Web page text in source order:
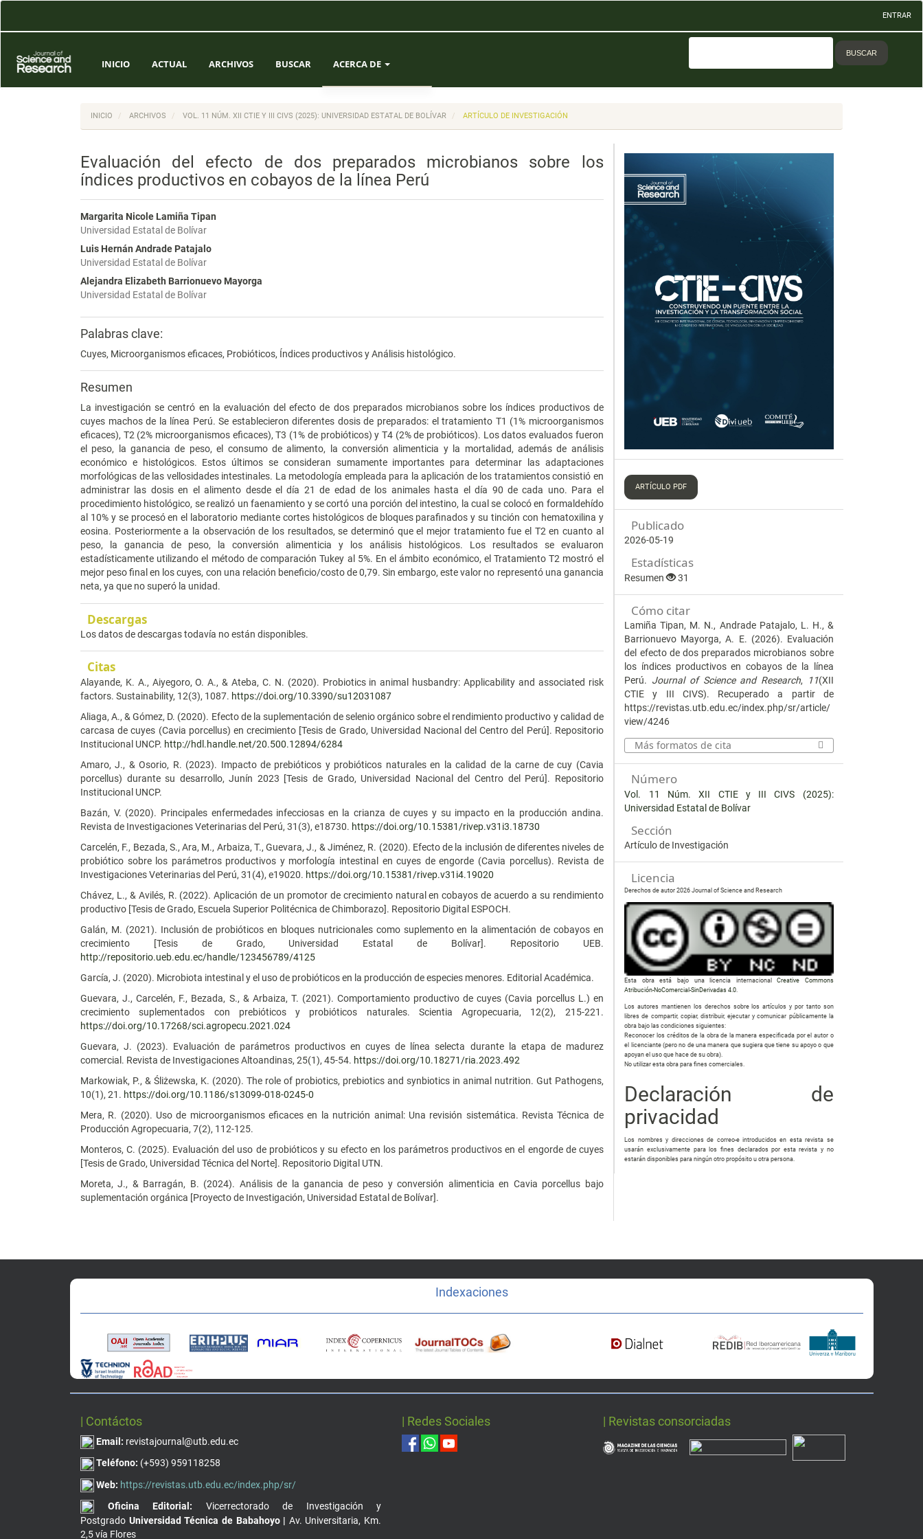
Contenido
Barra
lateral
ENTRAR
INICIO ACTUAL ARCHIVOS BUSCAR ACERCA DE
EQUIPO EDITORIAL
BUSCAR
INICIO ARCHIVOS VOL. 11 NÚM. XII CTIE Y III CIVS (2025): UNIVERSIDAD ESTATAL DE BOLÍVAR ARTÍCULO DE INVESTIGACIÓN
Evaluación del efecto de dos preparados microbianos sobre los
índices productivos en cobayos de la línea Perú
Margarita Nicole Lamiña Tipan
Universidad Estatal de Bolívar
Luis Hernán Andrade Patajalo
Universidad Estatal de Bolívar
Alejandra Elizabeth Barrionuevo Mayorga
Universidad Estatal de Bolívar
Palabras clave:
Cuyes, Microorganismos eficaces, Probióticos, Índices productivos y Análisis histológico.
Resumen
La investigación se centró en la evaluación del efecto de dos preparados microbianos sobre los índices productivos de
cuyes machos de la línea Perú. Se establecieron diferentes dosis de preparados: el tratamiento T1 (1% microorganismos
eficaces), T2 (2% microorganismos eficaces), T3 (1% de probióticos) y T4 (2% de probióticos). Los datos evaluados fueron
el peso, la ganancia de peso, el consumo de alimento, la conversión alimenticia y la mortalidad, además de análisis
económico e histológicos. Estos últimos se consideran sumamente importantes para determinar las adaptaciones
morfológicas de las vellosidades intestinales. La metodología empleada para la aplicación de los tratamientos consistió en
administrar las dosis en el alimento desde el día 21 de edad de los animales hasta el día 90 de cada uno. Para el
procedimiento histológico, se realizó un faenamiento y se cortó una porción del intestino, la cual se colocó en formaldehído
al 10% y se procesó en el laboratorio mediante cortes histológicos de bloques parafinados y su tinción con hematoxilina y
eosina. Posteriormente a la observación de los resultados, se determinó que el mejor tratamiento fue el T2 en cuanto al
peso, la ganancia de peso, la conversión alimenticia y los análisis histológicos. Los resultados se evaluaron
estadísticamente utilizando el método de comparación Tukey al 5%. En el ámbito económico, el Tratamiento T2 mostró el
mejor peso final en los cuyes, con una relación beneficio/costo de 0,79. Sin embargo, este valor no representó una ganancia
neta, ya que no superó la unidad.
Descargas
Los datos de descargas todavía no están disponibles.
Citas
Alayande, K. A., Aiyegoro, O. A., & Ateba, C. N. (2020). Probiotics in animal husbandry: Applicability and associated risk
factors. Sustainability, 12(3), 1087. https://doi.org/10.3390/su12031087
Aliaga, A., & Gómez, D. (2020). Efecto de la suplementación de selenio orgánico sobre el rendimiento productivo y calidad de
carcasa de cuyes (Cavia porcellus) en crecimiento [Tesis de Grado, Universidad Nacional del Centro del Perú]. Repositorio
Institucional UNCP. http://hdl.handle.net/20.500.12894/6284
Amaro, J., & Osorio, R. (2023). Impacto de prebióticos y probióticos naturales en la calidad de la carne de cuy (Cavia
porcellus) durante su desarrollo, Junín 2023 [Tesis de Grado, Universidad Nacional del Centro del Perú]. Repositorio
Institucional UNCP.
Bazán, V. (2020). Principales enfermedades infecciosas en la crianza de cuyes y su impacto en la producción andina.
Revista de Investigaciones Veterinarias del Perú, 31(3), e18730. https://doi.org/10.15381/rivep.v31i3.18730
Carcelén, F., Bezada, S., Ara, M., Arbaiza, T., Guevara, J., & Jiménez, R. (2020). Efecto de la inclusión de diferentes niveles de
probiótico sobre los parámetros productivos y morfología intestinal en cuyes de engorde (Cavia porcellus). Revista de
Investigaciones Veterinarias del Perú, 31(4), e19020. https://doi.org/10.15381/rivep.v31i4.19020
Chávez, L., & Avilés, R. (2022). Aplicación de un promotor de crecimiento natural en cobayos de acuerdo a su rendimiento
productivo [Tesis de Grado, Escuela Superior Politécnica de Chimborazo]. Repositorio Digital ESPOCH.
Galán, M. (2021). Inclusión de probióticos en bloques nutricionales como suplemento en la alimentación de cobayos en
crecimiento [Tesis de Grado, Universidad Estatal de Bolívar]. Repositorio UEB.
http://repositorio.ueb.edu.ec/handle/123456789/4125
García, J. (2020). Microbiota intestinal y el uso de probióticos en la producción de especies menores. Editorial Académica.
Guevara, J., Carcelén, F., Bezada, S., & Arbaiza, T. (2021). Comportamiento productivo de cuyes (Cavia porcellus L.) en
crecimiento suplementados con prebióticos y probióticos naturales. Scientia Agropecuaria, 12(2), 215-221.
https://doi.org/10.17268/sci.agropecu.2021.024
Guevara, J. (2023). Evaluación de parámetros productivos en cuyes de línea selecta durante la etapa de madurez
comercial. Revista de Investigaciones Altoandinas, 25(1), 45-54. https://doi.org/10.18271/ria.2023.492
Markowiak, P., & Śliżewska, K. (2020). The role of probiotics, prebiotics and synbiotics in animal nutrition. Gut Pathogens,
10(1), 21. https://doi.org/10.1186/s13099-018-0245-0
Mera, R. (2020). Uso de microorganismos eficaces en la nutrición animal: Una revisión sistemática. Revista Técnica de
Producción Agropecuaria, 7(2), 112-125.
Monteros, C. (2025). Evaluación del uso de probióticos y su efecto en los parámetros productivos en el engorde de cuyes
[Tesis de Grado, Universidad Técnica del Norte]. Repositorio Digital UTN.
Moreta, J., & Barragán, B. (2024). Análisis de la ganancia de peso y conversión alimenticia en Cavia porcellus bajo
suplementación orgánica [Proyecto de Investigación, Universidad Estatal de Bolívar].
ARTÍCULO PDF
Publicado
2026-05-19
Estadísticas
Resumen 31
Cómo citar
Lamiña Tipan, M. N., Andrade Patajalo, L. H., &
Barrionuevo Mayorga, A. E. (2026). Evaluación
del efecto de dos preparados microbianos sobre
los índices productivos en cobayos de la línea
Perú. Journal of Science and Research, 11(XII
CTIE y III CIVS). Recuperado a partir de
https://revistas.utb.edu.ec/index.php/sr/article/
view/4246
Más formatos de cita
Número
Vol. 11 Núm. XII CTIE y III CIVS (2025):
Universidad Estatal de Bolívar
Sección
Artículo de Investigación
Licencia
Derechos de autor 2026 Journal of Science and Research
Esta obra está bajo una licencia internacionalCreative Commons
Atribución-NoComercial-SinDerivadas 4.0
Los autores mantienen los derechos sobre los artículos y por tanto son
libres de compartir, copiar, distribuir, ejecutar y comunicar públicamente la
obra bajo las condiciones siguientes:
Reconocer los créditos de la obra de la manera especificada por el autor o
el licenciante (pero no de una manera que sugiera que tiene su apoyo o que
apoyan el uso que hace de su obra).
No utilizar esta obra para fines comerciales.
Declaración de
privacidad
Los nombres y direcciones de correo-e introducidos en esta revista se
usarán exclusivamente para los fines declarados por esta revista y no
estarán disponibles para ningún otro propósito u otra persona.
Indexaciones
| Contáctos
Email: revistajournal@utb.edu.ec
Teléfono: (+593) 959118258
Web: https://revistas.utb.edu.ec/index.php/sr/
Oficina Editorial: Vicerrectorado de Investigación y
Postgrado Universidad Técnica de Babahoyo | Av. Universitaria, Km.
2,5 vía Flores
| Redes Sociales | Revistas consorciadas